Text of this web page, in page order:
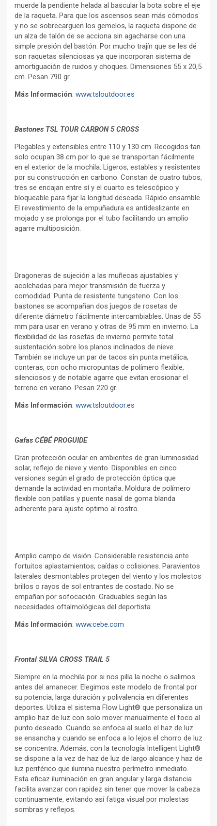
muerde la pendiente helada al bascular la bota sobre el eje
de la raqueta. Para que los ascensos sean más cómodos
y no se sobrecarguen los gemelos, la raqueta dispone de
un alza de talón de se acciona sin agacharse con una
simple presión del bastón. Por mucho trajín que se les dé
son raquetas silenciosas ya que incorporan sistema de
amortiguación de ruidos y choques. Dimensiones 55 x 20,5
cm. Pesan 790 gr.
Más Información: www.tsloutdoor.es
Bastones TSL TOUR CARBON 5 CROSS
Plegables y extensibles entre 110 y 130 cm. Recogidos tan
solo ocupan 38 cm por lo que se transportan fácilmente
en el exterior de la mochila. Ligeros, estables y resistentes
por su construcción en carbono. Constan de cuatro tubos,
tres se encajan entre sí y el cuarto es telescópico y
bloqueable para fijar la longitud deseada. Rápido ensamble.
El revestimiento de la empuñadura es antideslizante en
mojado y se prolonga por el tubo facilitando un amplio
agarre multiposición.
Dragoneras de sujeción a las muñecas ajustables y
acolchadas para mejor transmisión de fuerza y
comodidad. Punta de resistente tungsteno. Con los
bastones se acompañan dos juegos de rosetas de
diferente diámetro fácilmente intercambiables. Unas de 55
mm para usar en verano y otras de 95 mm en invierno. La
flexibilidad de las rosetas de invierno permite total
sustentación sobre los planos inclinados de nieve.
También se incluye un par de tacos sin punta metálica,
conteras, con ocho micropuntas de polímero flexible,
silenciosos y de notable agarre que evitan erosionar el
terreno en verano. Pesan 220 gr.
Más Información: www.tsloutdoor.es
Gafas CÉBÉ PROGUIDE
Gran protección ocular en ambientes de gran luminosidad
solar, reflejo de nieve y viento. Disponibles en cinco
versiones según el grado de protección óptica que
demande la actividad en montaña. Moldura de polímero
flexible con patillas y puente nasal de goma blanda
adherente para ajuste optimo al rostro.
Amplio campo de visión. Considerable resistencia ante
fortuitos aplastamientos, caídas o colisiones. Paravientos
laterales desmontables protegen del viento y los molestos
brillos o rayos de sol entrantes de costado. No se
empañan por sofocación. Graduables según las
necesidades oftalmológicas del deportista.
Más Información: www.cebe.com
Frontal SILVA CROSS TRAIL 5
Siempre en la mochila por si nos pilla la noche o salimos
antes del amanecer. Elegimos este modelo de frontal por
su potencia, larga duración y polivalencia en diferentes
deportes. Utiliza el sistema Flow Light® que personaliza un
amplio haz de luz con solo mover manualmente el foco al
punto deseado. Cuando se enfoca al suelo el haz de luz
se ensancha y cuando se enfoca a lo lejos el chorro de luz
se concentra. Además, con la tecnología Intelligent Light®
se dispone a la vez de haz de luz de largo alcance y haz de
luz periférico que ilumina nuestro perímetro inmediato.
Esta eficaz iluminación en gran angular y larga distancia
facilita avanzar con rapidez sin tener que mover la cabeza
continuamente, evitando así fatiga visual por molestas
sombras y reflejos.